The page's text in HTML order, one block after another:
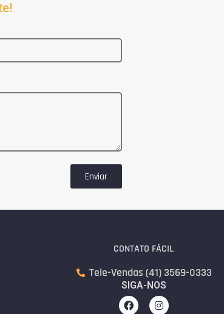
Enviar
CONTATO FÁCIL
Tele-Vendas (41) 3569-0333
SIGA-NOS